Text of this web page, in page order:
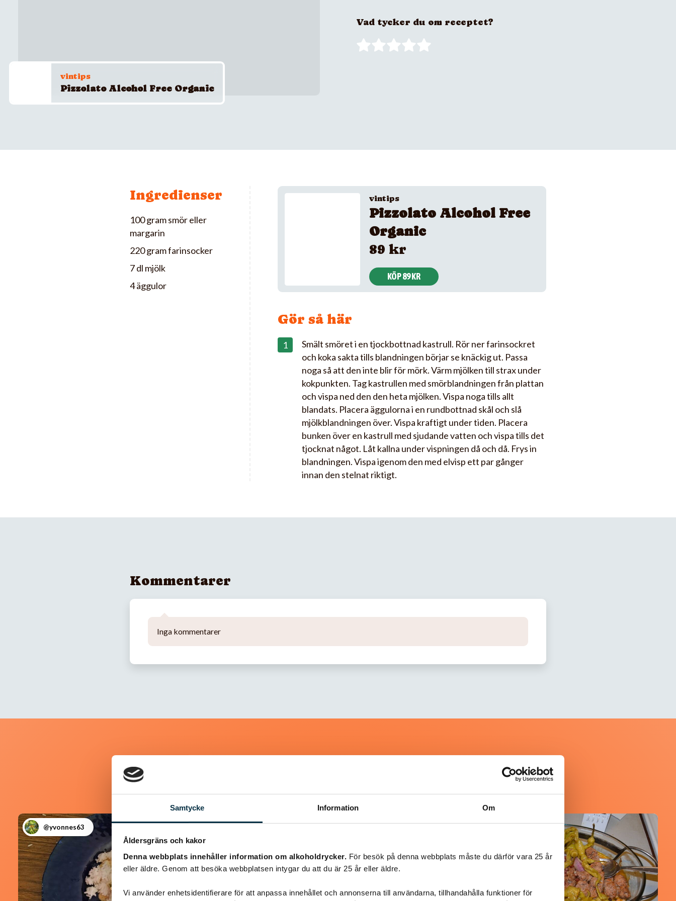
Samtycke Information Om
Åldersgräns och kakor
Denna webbplats innehåller information om alkoholdrycker. För besök på denna webbplats måste du därför vara 25 år
eller äldre. Genom att besöka webbplatsen intygar du att du är 25 år eller äldre.
Vi använder enhetsidentifierare för att anpassa innehållet och annonserna till användarna, tillhandahålla funktioner för
vintips
Pizzolato Alcohol Free Organic
Vad tycker du om receptet?
Ingredienser
100 gram smör eller
margarin
220 gram farinsocker
7 dl mjölk
4 äggulor
vintips
Pizzolato Alcohol Free
Organic
89 kr
KÖP 89 KR
Gör så här
Smält smöret i en tjockbottnad kastrull. Rör ner farinsockret
och koka sakta tills blandningen börjar se knäckig ut. Passa
noga så att den inte blir för mörk. Värm mjölken till strax under
kokpunkten. Tag kastrullen med smörblandningen från plattan
och vispa ned den den heta mjölken. Vispa noga tills allt
blandats. Placera äggulorna i en rundbottnad skål och slå
mjölkblandningen över. Vispa kraftigt under tiden. Placera
bunken över en kastrull med sjudande vatten och vispa tills det
tjocknat något. Låt kallna under vispningen då och då. Frys in
blandningen. Vispa igenom den med elvisp ett par gånger
innan den stelnat riktigt.
Kommentarer
Inga kommentarer
@yvonnes63